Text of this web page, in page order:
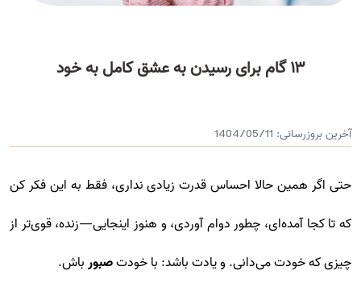
۱۳ گام برای رسیدن به عشق کامل به خود
آخرین بروزرسانی: 1404/05/11
حتی اگر همین حالا احساس قدرت زیادی نداری، فقط به این فکر کن
که تا کجا آمده‌ای، چطور دوام آوردی، و هنوز اینجایی—زنده، قوی‌تر از
چیزی که خودت می‌دانی. و یادت باشد: با خودتصبورباش.